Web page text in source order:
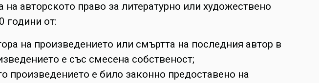
на авторското право за литературно или художествено
години от:
на произведението или смъртта на последния автор в
е със смесена собственост;
произведението е било законно предоставено на